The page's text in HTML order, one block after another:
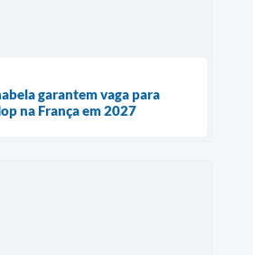
garantem vaga para
na França em 2027